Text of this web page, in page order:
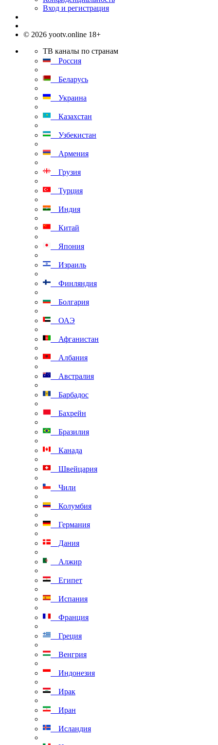
Вход и регистрация
© 2026 yootv.online 18+
ТВ каналы по странам
Россия
Беларусь
Украина
Казахстан
Узбекистан
Армения
Грузия
Турция
Индия
Китай
Япония
Израиль
Финляндия
Болгария
ОАЭ
Афганистан
Албания
Австралия
Барбадос
Бахрейн
Бразилия
Канада
Швейцария
Чили
Колумбия
Германия
Дания
Алжир
Египет
Испания
Франция
Греция
Венгрия
Индонезия
Ирак
Иран
Исландия